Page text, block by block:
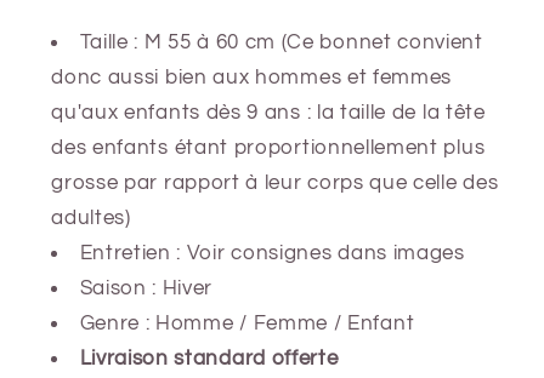
Taille : M 55 à 60 cm (Ce bonnet convient
donc aussi bien aux hommes et femmes
qu'aux enfants dès 9 ans : la taille de la tête
des enfants étant proportionnellement plus
grosse par rapport à leur corps que celle des
adultes)
Entretien : Voir consignes dans images
Saison : Hiver
Genre : Homme / Femme / Enfant
Livraison standard offerte